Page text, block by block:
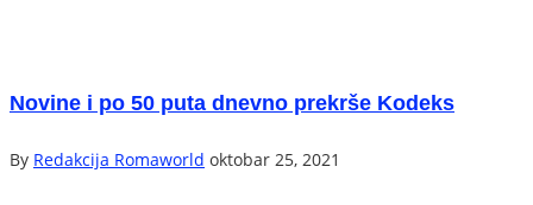
Novine i po 50 puta dnevno prekrše Kodeks
By Redakcija Romaworld oktobar 25, 2021